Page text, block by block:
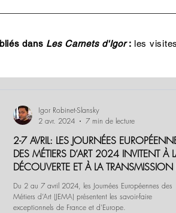
dans Les Carnets d'Igor: les visites
2-7 AVRIL: LES JOURNÉES
DES MÉTIERS D’ART 2024 INVITENT À
DÉCOUVERTE ET À LA TRANSMISSION
SAVOIR-FAIRE
Du 2 au 7 avril 2024, les Journées Européennes des
Métiers d’Art (JEMA) présentent les savoir-faire
exceptionnels de France et d'Europe.
Igor Robinet-Slansky
2 avr. 2024
7 min de lecture